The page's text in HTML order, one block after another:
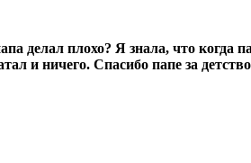
делал плохо? Я знала, что когда
и ничего. Спасибо папе за детство